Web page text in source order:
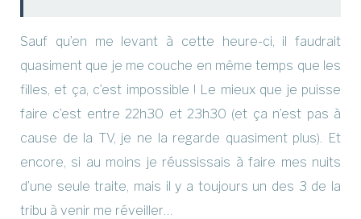
Sauf qu’en me levant à cette heure-ci, il faudrait
quasiment que je me couche en même temps que les
filles, et ça, c’est impossible ! Le mieux que je puisse
faire c’est entre 22h30 et 23h30 (et ça n’est pas à
cause de la TV, je ne la regarde quasiment plus). Et
encore, si au moins je réussissais à faire mes nuits
d’une seule traite, mais il y a toujours un des 3 de la
tribu à venir me réveiller…